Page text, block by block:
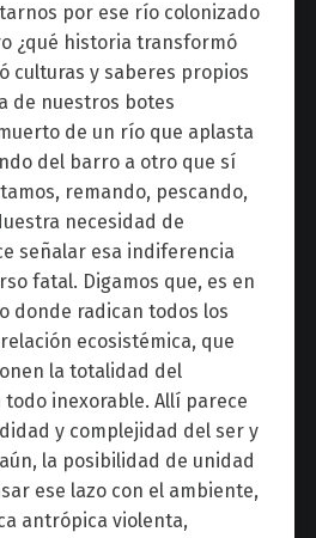
por ese río colonizado
¿qué historia transformó
culturas y saberes propios
de nuestros botes
de un río que aplasta
del barro a otro que sí
remando, pescando,
necesidad de
señalar esa indiferencia
fatal. Digamos que, es en
donde radican todos los
ecosistémica, que
la totalidad del
inexorable. Allí parece
y complejidad del ser y
la posibilidad de unidad
ese lazo con el ambiente,
antrópica violenta,